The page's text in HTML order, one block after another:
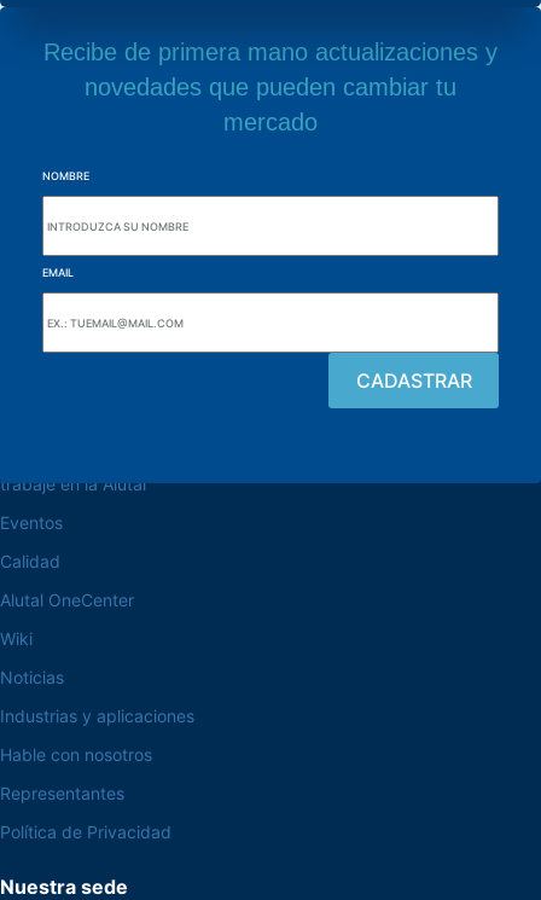
Recibe de primera mano actualizaciones y
novedades que pueden cambiar tu
mercado
NOMBRE
EMAIL
trabaje en la Alutal
Eventos
Calidad
Alutal OneCenter
Wiki
Noticias
Industrias y aplicaciones
Hable con nosotros
Representantes
Política de Privacidad
Nuestra sede